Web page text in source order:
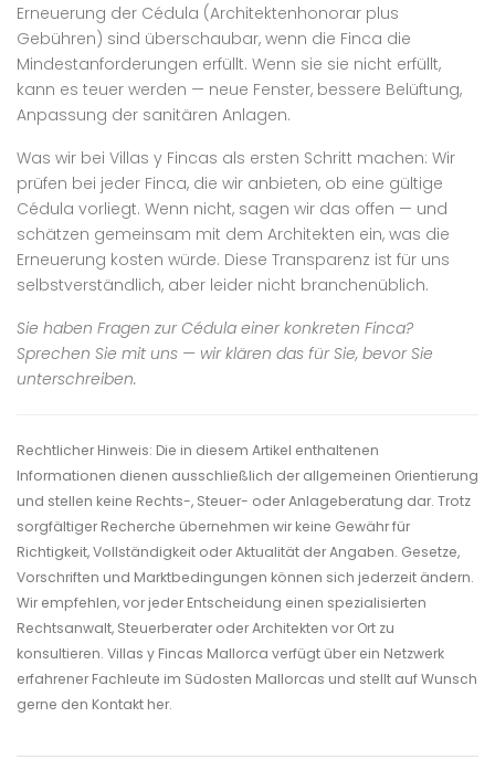
Erneuerung der Cédula (Architektenhonorar plus
Gebühren) sind überschaubar, wenn die Finca die
Mindestanforderungen erfüllt. Wenn sie sie nicht erfüllt,
kann es teuer werden — neue Fenster, bessere Belüftung,
Anpassung der sanitären Anlagen.
Was wir bei Villas y Fincas als ersten Schritt machen: Wir
prüfen bei jeder Finca, die wir anbieten, ob eine gültige
Cédula vorliegt. Wenn nicht, sagen wir das offen — und
schätzen gemeinsam mit dem Architekten ein, was die
Erneuerung kosten würde. Diese Transparenz ist für uns
selbstverständlich, aber leider nicht branchenüblich.
Sie haben Fragen zur Cédula einer konkreten Finca?
Sprechen Sie mit uns — wir klären das für Sie, bevor Sie
unterschreiben.
Rechtlicher Hinweis: Die in diesem Artikel enthaltenen
Informationen dienen ausschließlich der allgemeinen Orientierung
und stellen keine Rechts-, Steuer- oder Anlageberatung dar. Trotz
sorgfältiger Recherche übernehmen wir keine Gewähr für
Richtigkeit, Vollständigkeit oder Aktualität der Angaben. Gesetze,
Vorschriften und Marktbedingungen können sich jederzeit ändern.
Wir empfehlen, vor jeder Entscheidung einen spezialisierten
Rechtsanwalt, Steuerberater oder Architekten vor Ort zu
konsultieren. Villas y Fincas Mallorca verfügt über ein Netzwerk
erfahrener Fachleute im Südosten Mallorcas und stellt auf Wunsch
gerne den Kontakt her.